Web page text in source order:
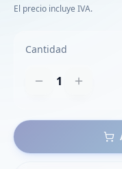
El precio incluye IVA.
Cantidad
1